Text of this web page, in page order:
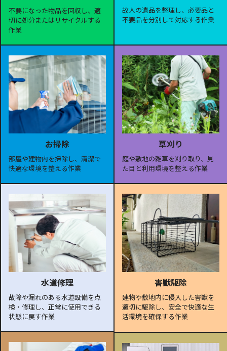
不要になった物品を回収し、適
切に処分またはリサイクルする
作業
故人の遺品を整理し、必要品と
不要品を分別して対応する作業
お掃除
部屋や建物内を掃除し、清潔で
快適な環境を整える作業
草刈り
庭や敷地の雑草を刈り取り、見
た目と利用環境を整える作業
水道修理
故障や漏れのある水道設備を点
検・修理し、正常に使用できる
状態に戻す作業
害獣駆除
建物や敷地内に侵入した害獣を
適切に駆除し、安全で快適な生
活環境を確保する作業